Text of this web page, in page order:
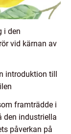
i den
vid kärnan av
introduktion till
framträdde i
den industriella
påverkan på